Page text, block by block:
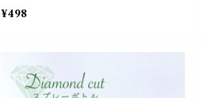
プレー クリア 透明 容器 メタリック キャッ
プ 蓋 マルチ シーン 香水 フレグランス パ
スリム アロマ 精油 エッセンシャルオイル
美容液 化粧水 軽量 ハンドメイド 手作り
ギフト プレゼント おしゃれ かわいい
¥498